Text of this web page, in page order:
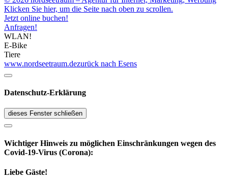
Klicken Sie hier, um die Seite nach oben zu scrollen.
Jetzt online buchen!
Anfragen!
WLAN!
E-Bike
Tiere
www.nordseetraum.dezurück nach Esens
Datenschutz-Erklärung
dieses Fenster schließen
Wichtiger Hinweis zu möglichen Ein­schränk­ungen wegen des
Covid-19-Virus (Corona):
Liebe Gäste!